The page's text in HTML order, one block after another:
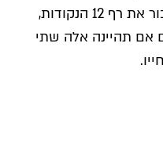
עבירות בזמן קצר באופן שיעבור את רף 12 הנקודות,
אם תהיינה אלה שתי